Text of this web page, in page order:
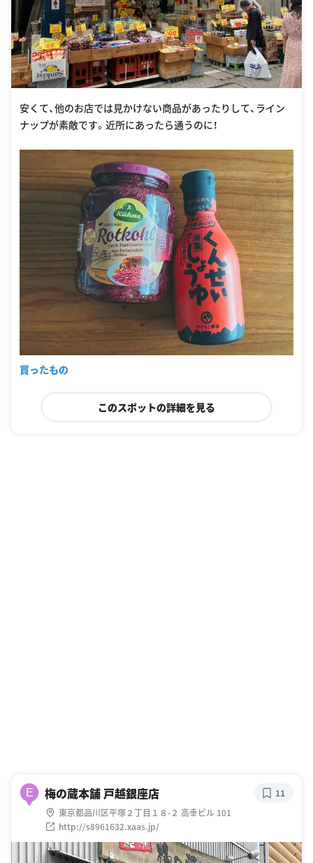
安くて、他のお店では見かけない商品があったりして、ライン
ナップが素敵です。近所にあったら通うのに！
買ったもの
このスポットの詳細を見る
E 梅の蔵本舗 戸越銀座店
東京都品川区平塚２丁目１８-２ 高幸ビル 101
http://s8961632.xaas.jp/
11